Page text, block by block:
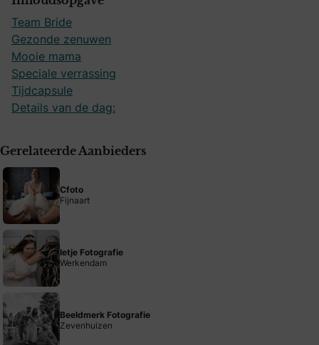
Team Bride
Gezonde zenuwen
Mooie mama
Speciale verrassing
Tijdcapsule
Details van de dag:
Gerelateerde Aanbieders
Cfoto
Fijnaart
Ietje Fotografie
Werkendam
Beeldmerk Fotografie
Zevenhuizen